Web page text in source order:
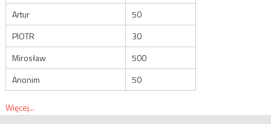
Artur
50
PIOTR
30
Mirosław
500
Anonim
50
Więcej...